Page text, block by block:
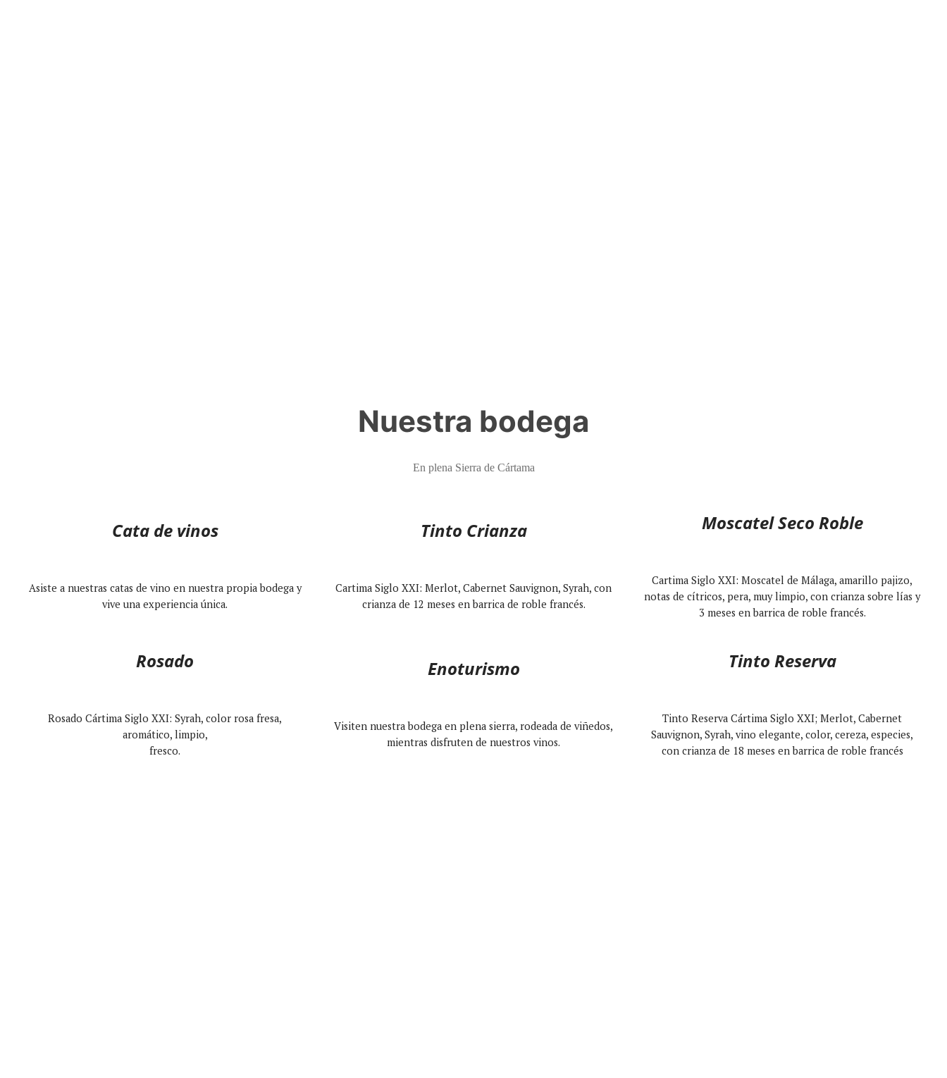
Nuestra bodega
En plena Sierra de Cártama
Cata de vinos
Asiste a nuestras catas de vino en nuestra propia bodega y
vive una experiencia única.
Tinto Crianza
Cartima Siglo XXI: Merlot, Cabernet Sauvignon, Syrah, con
crianza de 12 meses en barrica de roble francés.
Moscatel Seco Roble
Cartima Siglo XXI: Moscatel de Málaga, amarillo pajizo,
notas de cítricos, pera, muy limpio, con crianza sobre lías y
3 meses en barrica de roble francés.
Rosado
Rosado Cártima Siglo XXI: Syrah, color rosa fresa,
aromático, limpio,
fresco.
Enoturismo
Visiten nuestra bodega en plena sierra, rodeada de viñedos,
mientras disfruten de nuestros vinos.
Tinto Reserva
Tinto Reserva Cártima Siglo XXI; Merlot, Cabernet
Sauvignon, Syrah, vino elegante, color, cereza, especies,
con crianza de 18 meses en barrica de roble francés